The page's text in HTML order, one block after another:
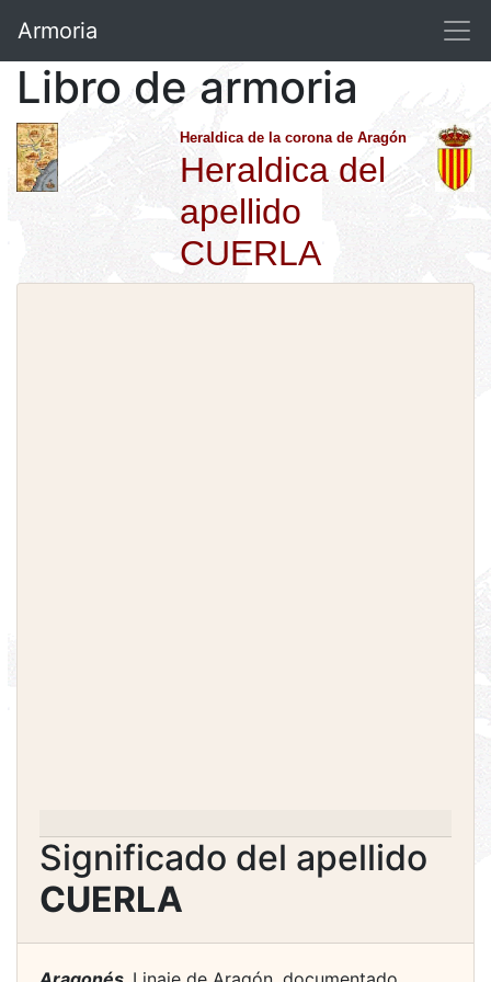
Armoria
Libro de armoria
Heraldica de la corona de Aragón
Heraldica del
apellido
CUERLA
Significado del apellido
CUERLA